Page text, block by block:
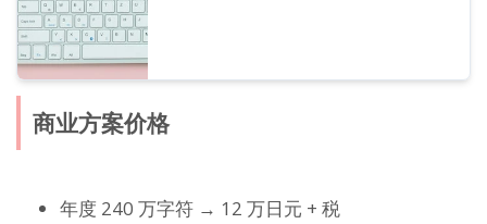
商业方案价格
年度 240 万字符 → 12 万日元 + 税